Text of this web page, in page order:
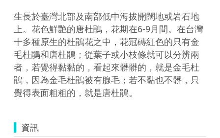
生長於臺灣北部及南部低中海拔開闊地或岩石地
上。花色鮮艷的唐杜鵑，花期在6-9月間。在台灣
十多種原生的杜鵑花之中，花冠磚紅色的只有金
毛杜鵑和唐杜鵑；從葉子或小枝條就可以分辨兩
者，若覺得黏黏的，看起來髒髒的，就是金毛杜
鵑，因為金毛杜鵑被有腺毛；若不黏也不髒，只
覺得表面粗粗的，就是唐杜鵑。
資訊